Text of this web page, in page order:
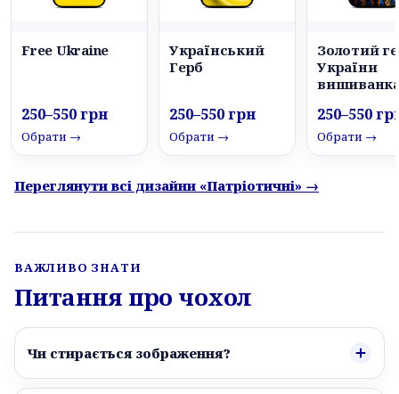
Free Ukraine
250–550 грн
Обрати →
Український
Герб
250–550 грн
Обрати →
Золотий
України
250–550
Обрати →
Переглянути всі дизайни «Патріотичні» →
ВАЖЛИВО ЗНАТИ
Питання про чохол
Чи стирається зображення?